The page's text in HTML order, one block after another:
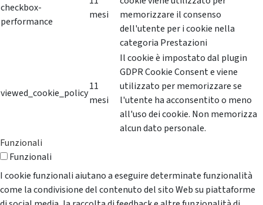
checkbox-
performance
mesi
memorizzare il consenso
dell'utente per i cookie nella
categoria Prestazioni
viewed_cookie_policy
11
mesi
Il cookie è impostato dal plugin
GDPR Cookie Consent e viene
utilizzato per memorizzare se
l'utente ha acconsentito o meno
all'uso dei cookie. Non memorizza
alcun dato personale.
Funzionali
Funzionali
I cookie funzionali aiutano a eseguire determinate funzionalità
come la condivisione del contenuto del sito Web su piattaforme